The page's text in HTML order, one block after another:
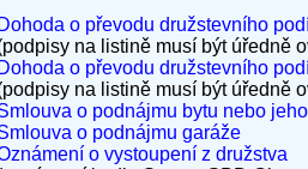
Dohoda o převodu družstevního
na listině musí být úředně
Dohoda o převodu družstevního
na listině musí být úředně
o podnájmu bytu nebo
o podnájmu garáže
o vystoupení z družstva